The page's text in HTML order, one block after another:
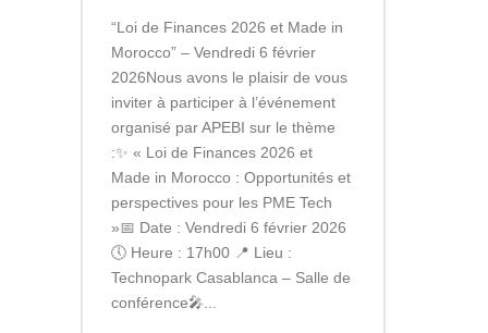
“Loi de Finances 2026 et Made in
Morocco” – Vendredi 6 février
2026Nous avons le plaisir de vous
inviter à participer à l’événement
organisé par APEBI sur le thème
:✨ « Loi de Finances 2026 et
Made in Morocco : Opportunités et
perspectives pour les PME Tech
»📅 Date : Vendredi 6 février 2026
🕔 Heure : 17h00 📍 Lieu :
Technopark Casablanca – Salle de
conférence🎤...